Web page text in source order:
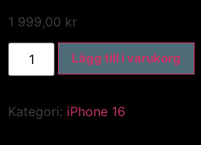
1 999,00 kr
Lägg till i varukorg
Kategori: iPhone 16